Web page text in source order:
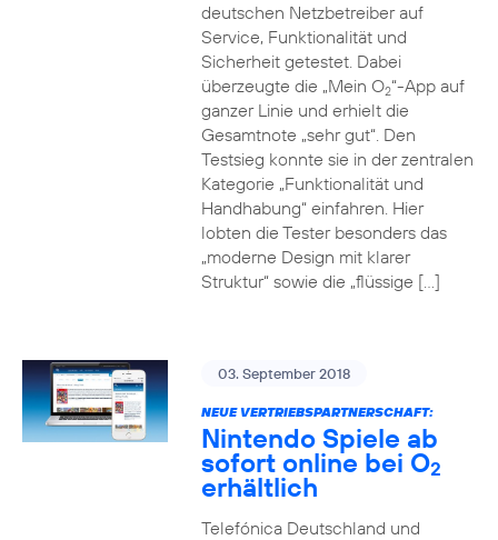
deutschen Netzbetreiber auf
Service, Funktionalität und
Sicherheit getestet. Dabei
überzeugte die „Mein O2“-App auf
ganzer Linie und erhielt die
Gesamtnote „sehr gut“. Den
Testsieg konnte sie in der zentralen
Kategorie „Funktionalität und
Handhabung“ einfahren. Hier
lobten die Tester besonders das
„moderne Design mit klarer
Struktur“ sowie die „flüssige […]
03. September 2018
NEUE VERTRIEBSPARTNERSCHAFT:
Nintendo Spiele ab
sofort online bei O2
erhältlich
Telefónica Deutschland und